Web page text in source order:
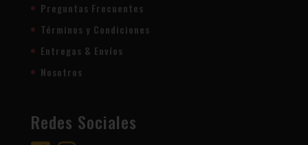
Preguntas Frecuentes
Términos y Condiciones
Entregas & Envíos
Nosotros
Redes Sociales